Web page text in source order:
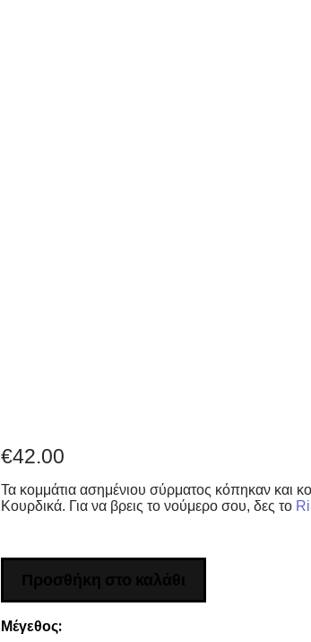
€42.00
Τα κομμάτια ασημένιου σύρματος κόπηκαν και
Κουρδικά. Για να βρεις το νούμερο σου, δες το
Μέγεθος: